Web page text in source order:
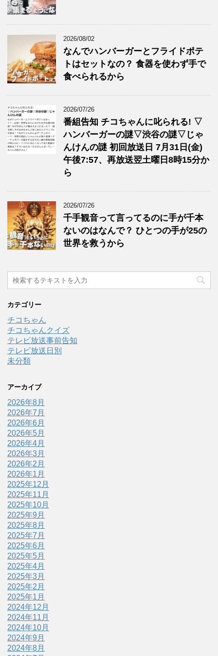
2026/08/02
なんでハンバーガーとフライドポテ
トはセットなの？ 食器を使わず手で
食べられるから
2026/07/26
番組告知 チコちゃんに叱られる! ▽
ハンバーガーの謎▽渋谷の謎▽じゃ
んけんの謎 初回放送日 7月31日(金)
午後7:57、再放送翌土曜日8時15分か
ら
2026/07/26
千手観音って言ってるのに手が千本
ないのはなんで？ ひとつの手が25の
世界を救うから
カテゴリー
チコちゃん
チコちゃんクイズ
テレビ放送事前告知
テレビ放送日別
未分類
アーカイブ
2026年8月
2026年7月
2026年6月
2026年5月
2026年4月
2026年3月
2026年2月
2026年1月
2025年12月
2025年11月
2025年10月
2025年9月
2025年8月
2025年7月
2025年6月
2025年5月
2025年4月
2025年3月
2025年2月
2025年1月
2024年12月
2024年11月
2024年10月
2024年9月
2024年8月